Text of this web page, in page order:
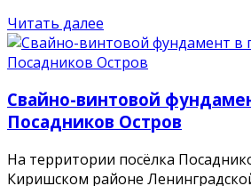
Читать далее
Свайно-винтовой
Посадников Остров
На территории посёлка
Киришском районе